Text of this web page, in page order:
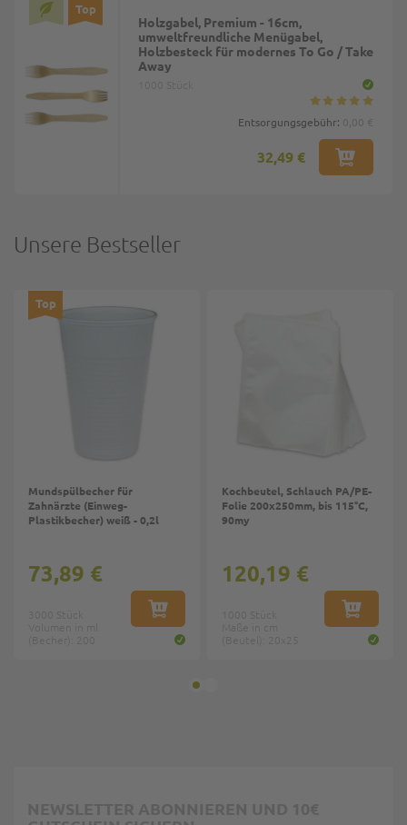
Top
Holzgabel, Premium - 16cm,
umweltfreundliche Menügabel,
Holzbesteck für modernes To Go / Take
Away
Entsorgungsgebühr:
32,49 €
Unsere Bestseller
Top
Mundspülbecher für
Zahnärzte (Einweg-
Plastikbecher) weiß - 0,2l
IN DEN WARENKORB
73,89 €
Kochbeutel, Schlauch PA/PE-
Folie 200x250mm, bis 115°C,
90my
IN DEN
120,19 €